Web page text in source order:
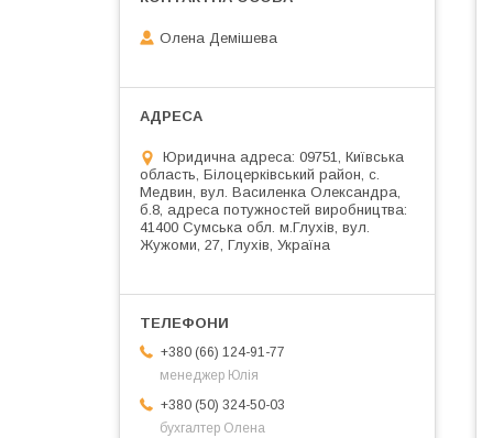
Олена Демішева
Юридична адреса: 09751, Київська
область, Білоцерківський район, с.
Медвин, вул. Василенка Олександра,
б.8, адреса потужностей виробництва:
41400 Сумська обл. м.Глухів, вул.
Жужоми, 27, Глухів, Україна
+380 (66) 124-91-77
менеджер Юлія
+380 (50) 324-50-03
бухгалтер Олена